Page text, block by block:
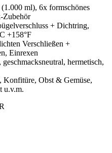
ml), 6x formschönes
Zubehör
+ Dichtring,
+158°F
Verschließen +
Einrexen
hermetisch,
Konfitüre, Obst & Gemüse,
u.v.m.